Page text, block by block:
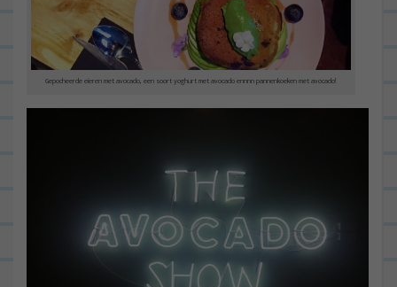
Gepocheerde eieren met avocado, een soort yoghurt met avocado ennnn pannenkoeken met avocado!